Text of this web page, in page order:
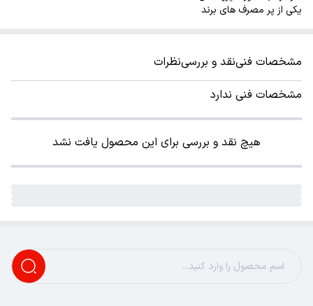
یکی از پر مصرف های برند
مشخصات فنینقد و بررسینظرات
مشخصات فنی ندارد
هیچ نقد و بررسی برای این محصول یافت نشد